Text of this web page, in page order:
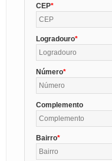
CEP
Logradouro
Número
Complemento
Bairro